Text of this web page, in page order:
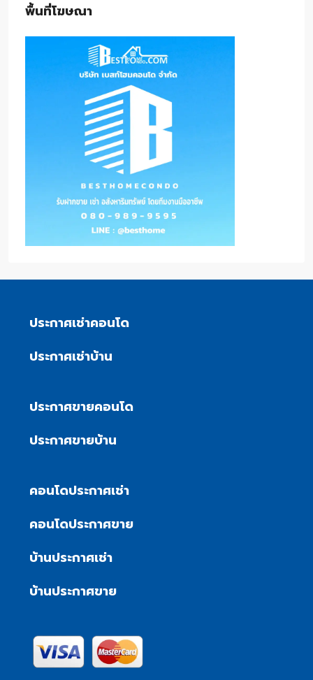
พื้นที่โฆษณา
ประกาศเช่าคอนโด
ประกาศเช่าบ้าน
ประกาศขายคอนโด
ประกาศขายบ้าน
คอนโดประกาศเช่า
คอนโดประกาศขาย
บ้านประกาศเช่า
บ้านประกาศขาย